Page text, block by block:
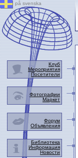
på svenska
Клуб
Мероприятия
Посетители
Фотографии
Маркет
Форум
Объявления
Библиотека
Информация
Новости